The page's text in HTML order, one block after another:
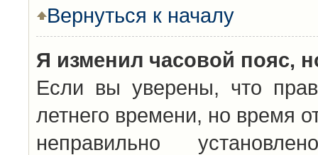
Вернуться к началу
Я изменил часовой пояс,
Если вы уверены, что
летнего времени, но время
неправильно